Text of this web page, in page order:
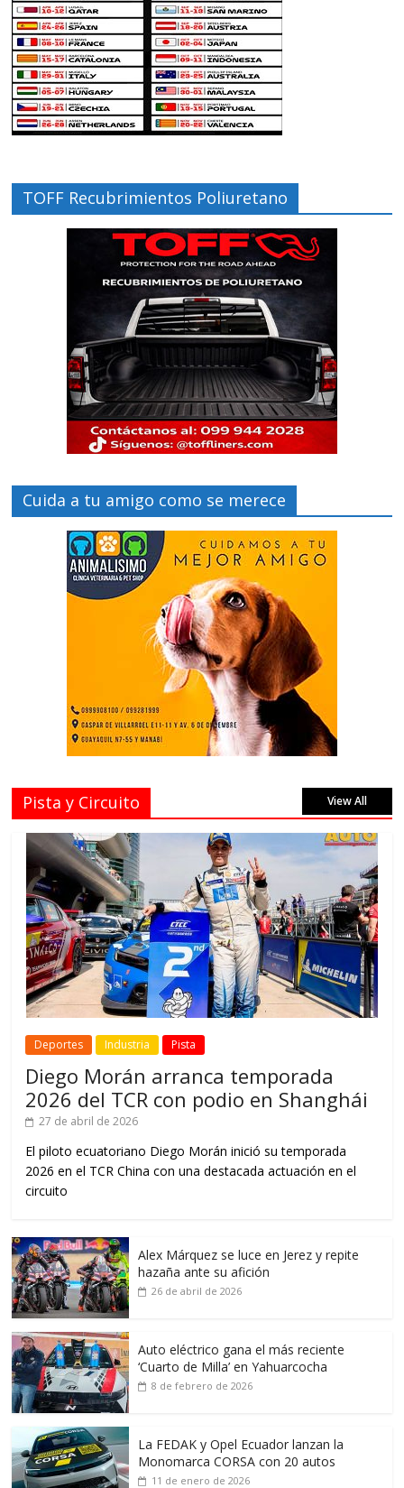
TOFF Recubrimientos Poliuretano
Cuida a tu amigo como se merece
Pista y Circuito View All
Deportes Industria Pista
Diego Morán arranca temporada
2026 del TCR con podio en Shanghái
27 de abril de 2026
El piloto ecuatoriano Diego Morán inició su temporada
2026 en el TCR China con una destacada actuación en el
circuito
Alex Márquez se luce en Jerez y repite
hazaña ante su afición
26 de abril de 2026
Auto eléctrico gana el más reciente
‘Cuarto de Milla’ en Yahuarcocha
8 de febrero de 2026
La FEDAK y Opel Ecuador lanzan la
Monomarca CORSA con 20 autos
11 de enero de 2026